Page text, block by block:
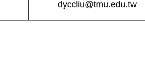
dyccliu@tmu.edu.tw